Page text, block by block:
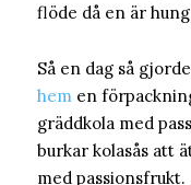
flöde då en är
Så en dag så
hem en
gräddkola med
burkar kolasås att
med passionsfrukt.